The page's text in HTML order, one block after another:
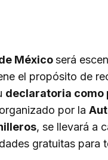
Méxicoserá
el propósito de
declaratoria como
por la
, se llevará a
gratuitas para